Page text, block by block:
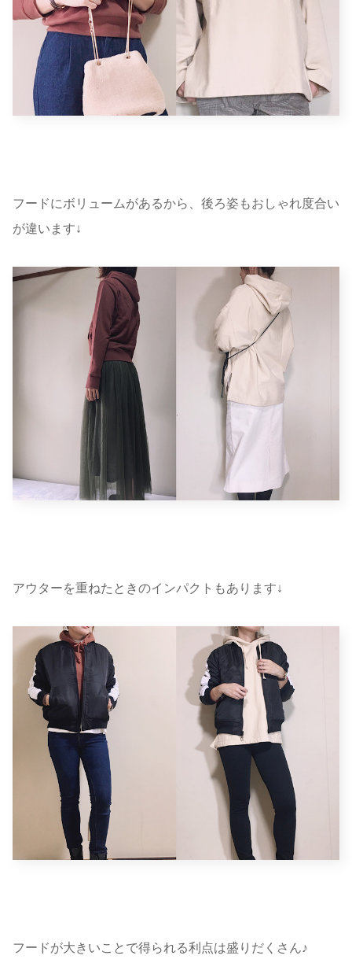
フードにボリュームがあるから、後ろ姿もおしゃれ度合い
が違います↓
アウターを重ねたときのインパクトもあります↓
フードが大きいことで得られる利点は盛りだくさん♪